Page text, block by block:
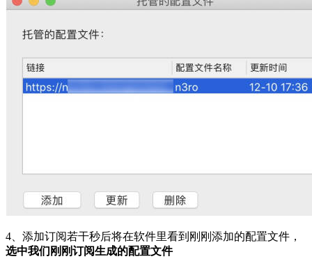
4、添加订阅若干秒后将在软件里看到刚刚添加的配置文件，
选中我们刚刚订阅生成的配置文件